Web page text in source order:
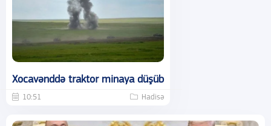
Xocavənddə traktor minaya düşüb
10:51 Hadisə